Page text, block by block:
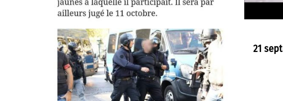
21